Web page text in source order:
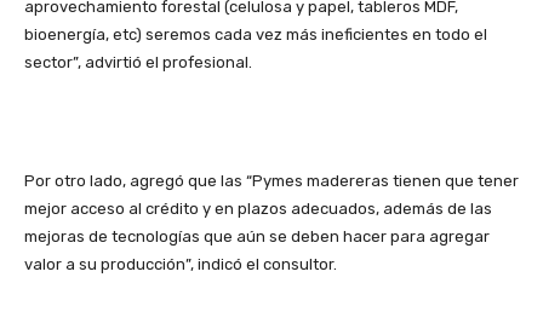
aprovechamiento forestal (celulosa y papel, tableros MDF,
bioenergía, etc) seremos cada vez más ineficientes en todo el
sector”, advirtió el profesional.
Por otro lado, agregó que las “Pymes madereras tienen que tener
mejor acceso al crédito y en plazos adecuados, además de las
mejoras de tecnologías que aún se deben hacer para agregar
valor a su producción”, indicó el consultor.